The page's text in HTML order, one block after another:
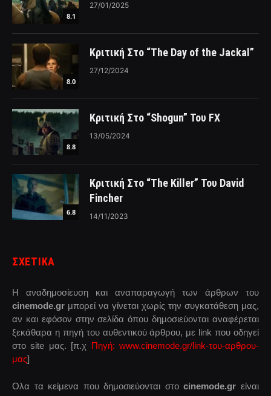
8.1
27/01/2025
8.0
Κριτική Στο “The Day of the Jackal”
27/12/2024
8.8
Κριτική Στο “Shogun” Του FX
13/05/2024
6.8
Κριτική Στο “The Killer” Του David
Fincher
14/11/2023
ΣΧΕΤΙΚΑ
Η αναδημοσίευση και αναπαραγωγή των άρθρων του
cinemode.gr μπορεί να γίνεται χωρίς την συγκατάθεση μας,
αν και εφόσον στην σελίδα όπου δημοσιεύονται αναφέρεται
ξεκάθαρα η πηγή του αυθεντικού άρθρου, με link που οδηγεί
στο site μας. [π.χ Πηγή: www.cinemode.gr/link-του-αρθρου-
μας]
Ολα τα κείμενα που δημοσιεύονται στοcinemode.gr είναι